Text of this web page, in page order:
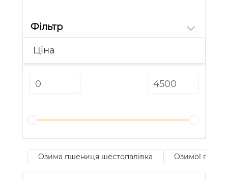
Фільтр
Ціна
Озима пшениця шестопалівка Озимої